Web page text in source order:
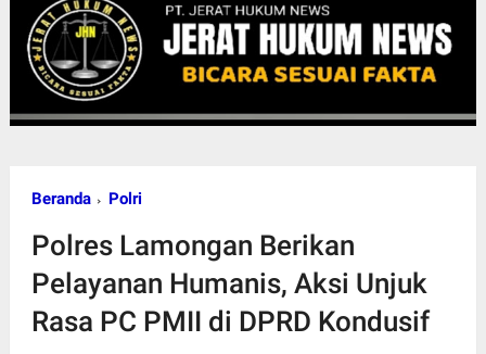
Beranda Polri
Polres Lamongan Berikan
Pelayanan Humanis, Aksi Unjuk
Rasa PC PMII di DPRD Kondusif